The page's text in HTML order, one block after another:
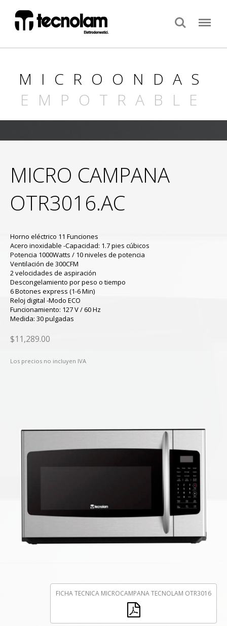
Search Menu
MICROONDAS
EMPOTRABLE
MICRO CAMPANA
OTR3016.AC
Horno eléctrico 11 Funciones
Acero inoxidable -Capacidad: 1.7 pies cúbicos
Potencia 1000Watts / 10 niveles de potencia
Ventilación de 300CFM
2 velocidades de aspiración
Descongelamiento por peso o tiempo
6 Botones express (1-6 Min)
Reloj digital -Modo ECO
Funcionamiento: 127 V / 60 Hz
Medida: 30 pulgadas
$11,289.00
Los precios no incluyen IVA
FICHA TECNICA MICROCAMPANA TECNOLAM OTR3016